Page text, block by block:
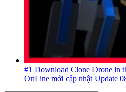
#1 Download Clone Drone in
OnLine mới cập nhật Update